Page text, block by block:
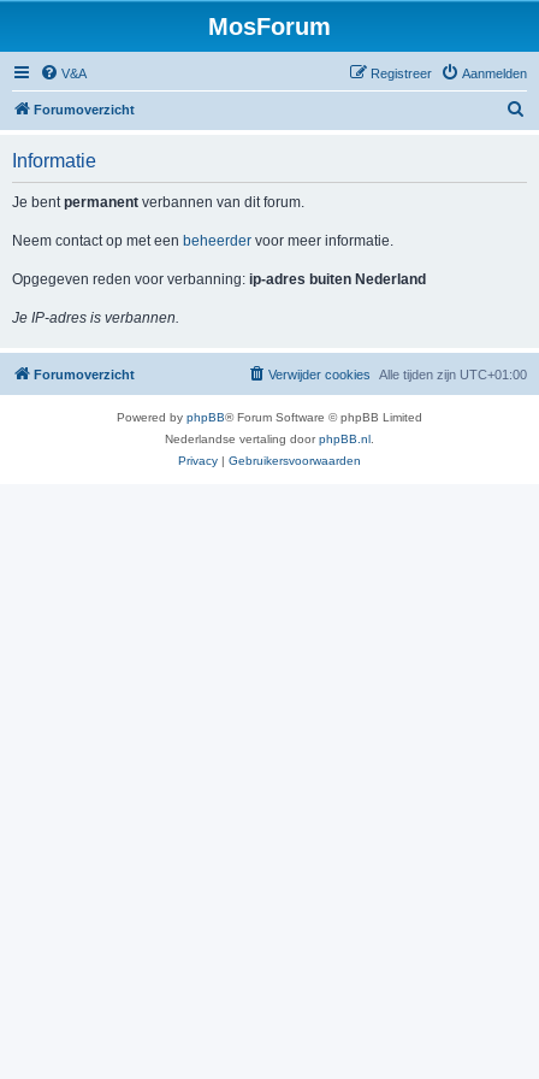
MosForum
V&A Aanmelden
Registreer
Forumoverzicht
Informatie
Je bentpermanent verbannen van dit forum.
Neem contact op met een beheerder voor meer informatie.
Opgegeven reden voor verbanning: ip-adres buiten Nederland
Je IP-adres is verbannen.
Forumoverzicht Alle tijden zijn UTC+01:00
Verwijder cookies
Powered by phpBB® Forum Software © phpBB Limited
Nederlandse vertaling doorphpBB.nl
Privacy | Gebruikersvoorwaarden